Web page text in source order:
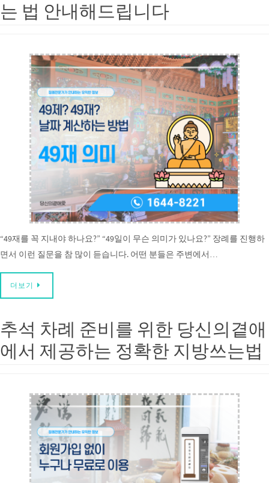
는 법 안내해드립니다
“49재를 꼭 지내야 하나요?” “49일이 무슨 의미가 있나요?” 장례를 진행하
면서 이런 질문을 참 많이 듣습니다. 어떤 분들은 주변에서…
더보기
추석 차례 준비를 위한 당신의곁애
에서 제공하는 정확한 지방쓰는법